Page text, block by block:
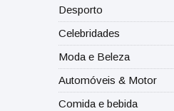
Desporto
Celebridades
Moda e Beleza
Automóveis & Motor
Comida e bebida